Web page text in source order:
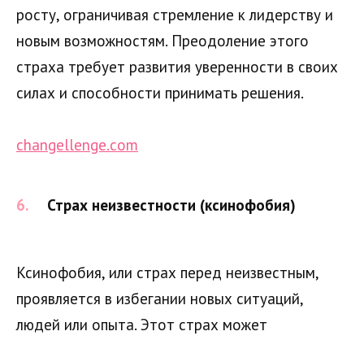
росту, ограничивая стремление к лидерству и
новым возможностям. Преодоление этого
страха требует развития уверенности в своих
силах и способности принимать решения.
changellenge.com
Страх неизвестности (ксинофобия)
Ксинофобия, или страх перед неизвестным,
проявляется в избегании новых ситуаций,
людей или опыта. Этот страх может